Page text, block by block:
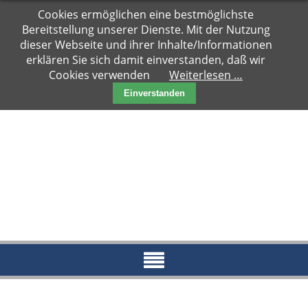
Navigation
überspringen
Hauptseite
Zuhause
gesucht
Notfälle
Aktueller
Archiv
Cookies ermöglichen eine bestmöglichste
Bereitstellung unserer Dienste. Mit der Nutzung
dieser Webseite und ihrer Inhalte/Informationen
erklären Sie sich damit einverstanden, daß wir
Cookies verwenden
Weiterlesen …
Einverstanden